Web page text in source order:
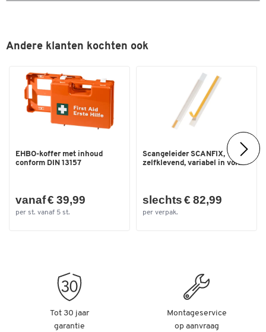
Andere klanten kochten ook
EHBO-koffer met inhoud
conform DIN 13157
vanaf € 39,99
per st. vanaf 5 st.
Scangeleider SCANFIX,
zelfklevend, variabel in vor...
slechts € 82,99
per verpak.
Tot 30 jaar
garantie
Montageservice
op aanvraag